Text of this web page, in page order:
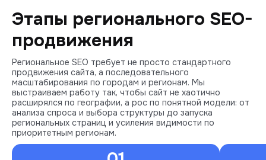
Этапы регионального SEO-
продвижения
Региональное SEO требует не просто стандартного
продвижения сайта, а последовательного
масштабирования по городам и регионам. Мы
выстраиваем работу так, чтобы сайт не хаотично
расширялся по географии, а рос по понятной модели: от
анализа спроса и выбора структуры до запуска
региональных страниц и усиления видимости по
приоритетным регионам.